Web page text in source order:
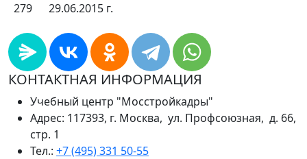
279 29.06.2015 г.
КОНТАКТНАЯ ИНФОРМАЦИЯ
Учебный центр "Мосстройкадры"
Адрес: 117393, г. Москва, ул. Профсоюзная, д. 66,
стр. 1
Тел.: +7 (495) 331 50-55